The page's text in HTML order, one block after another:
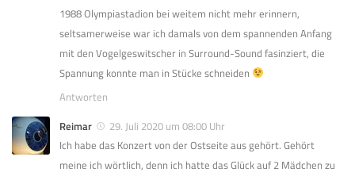
1988 Olympiastadion bei weitem nicht mehr erinnern,
seltsamerweise war ich damals von dem spannenden Anfang
mit den Vogelgeswitscher in Surround-Sound fasinziert, die
Spannung konnte man in Stücke schneiden
Antworten
Reimar
29. Juli 2020 um 08:00 Uhr
Ich habe das Konzert von der Ostseite aus gehört. Gehört
meine ich wörtlich, denn ich hatte das Glück auf 2 Mädchen zu